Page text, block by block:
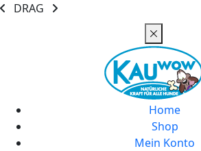
DRAG
Home
Shop
Mein Konto